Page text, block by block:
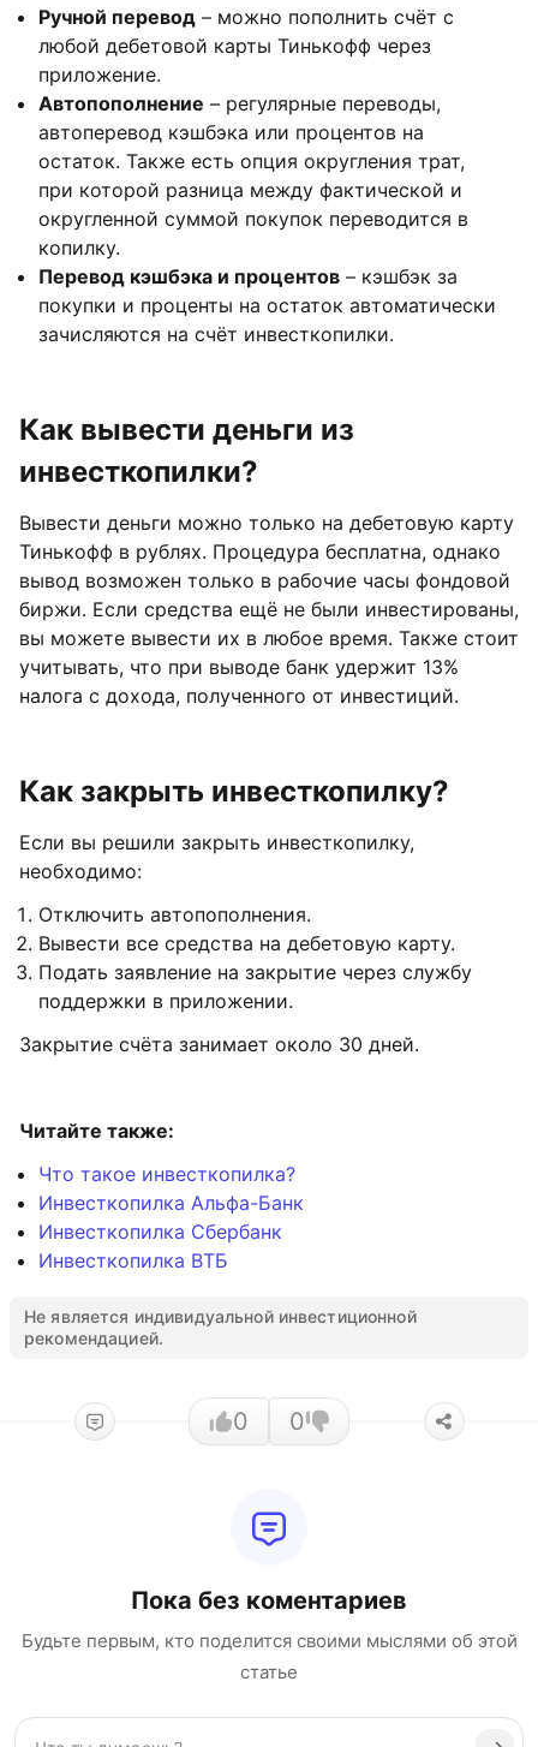
Ручной перевод – можно пополнить счёт с
любой дебетовой карты Тинькофф через
приложение.
Автопополнение – регулярные переводы,
автоперевод кэшбэка или процентов на
остаток. Также есть опция округления трат,
при которой разница между фактической и
округленной суммой покупок переводится в
копилку.
Перевод кэшбэка и процентов – кэшбэк за
покупки и проценты на остаток автоматически
зачисляются на счёт инвесткопилки.
Как вывести деньги из
инвесткопилки?
Вывести деньги можно только на дебетовую карту
Тинькофф в рублях. Процедура бесплатна, однако
вывод возможен только в рабочие часы фондовой
биржи. Если средства ещё не были инвестированы,
вы можете вывести их в любое время. Также стоит
учитывать, что при выводе банк удержит 13%
налога с дохода, полученного от инвестиций.
Как закрыть инвесткопилку?
Если вы решили закрыть инвесткопилку,
необходимо:
Отключить автопополнения.
Вывести все средства на дебетовую карту.
Подать заявление на закрытие через службу
поддержки в приложении.
Закрытие счёта занимает около 30 дней.
Читайте также:
Что такое инвесткопилка?
Инвесткопилка Альфа-Банк
Инвесткопилка Сбербанк
Инвесткопилка ВТБ
Не является индивидуальной инвестиционной
рекомендацией.
0 0
Пока без коментариев
Будьте первым, кто поделится своими мыслями об этой
статье